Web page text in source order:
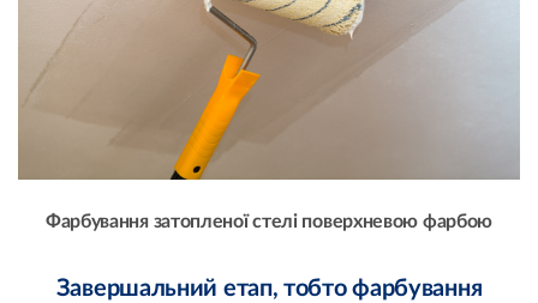
Фарбування затопленої стелі поверхневою фарбою
Завершальний етап, тобто фарбування